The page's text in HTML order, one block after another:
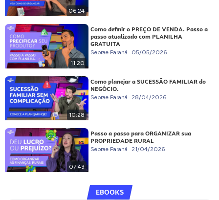
06:24
11:20
Como definir o PREÇO DE VENDA. Passo a
passo atualizado com PLANILHA
GRATUITA
Sebrae Paraná 05/05/2026
10:28
Como planejar a SUCESSÃO FAMILIAR do
NEGÓCIO.
Sebrae Paraná 28/04/2026
07:43
Passo a passo para ORGANIZAR sua
PROPRIEDADE RURAL
Sebrae Paraná 21/04/2026
EBOOKS